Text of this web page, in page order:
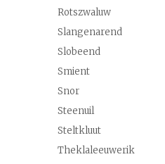
Rotszwaluw
Slangenarend
Slobeend
Smient
Snor
Steenuil
Steltkluut
Theklaleeuwerik